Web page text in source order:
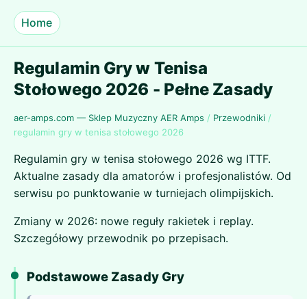
Home
Regulamin Gry w Tenisa
Stołowego 2026 - Pełne Zasady
aer-amps.com — Sklep Muzyczny AER Amps / Przewodniki /
regulamin gry w tenisa stołowego 2026
Regulamin gry w tenisa stołowego 2026 wg ITTF.
Aktualne zasady dla amatorów i profesjonalistów. Od
serwisu po punktowanie w turniejach olimpijskich.
Zmiany w 2026: nowe reguły rakietek i replay.
Szczegółowy przewodnik po przepisach.
Podstawowe Zasady Gry